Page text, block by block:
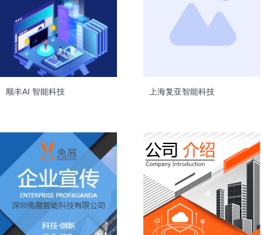
顺丰AI 智能科技 上海复亚智能科技